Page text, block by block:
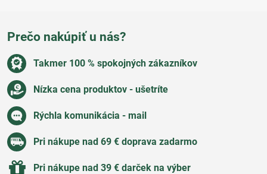
Prečo nakúpiť u nás?
Takmer 100 % spokojných zákazníkov
Nízka cena produktov - ušetríte
Rýchla komunikácia - mail
Pri nákupe nad 69 € doprava zadarmo
Pri nákupe nad 39 € darček na výber